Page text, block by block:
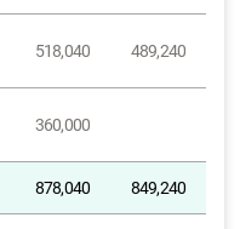
518,040 489,240
360,000
878,040 849,240